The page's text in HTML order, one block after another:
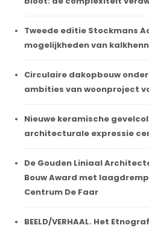
Tweede editie Stockmans
mogelijkheden van
Circulaire dakopbouw
ambities van woonproject
Nieuwe keramische
architecturale expressie
De Gouden Liniaal
Bouw Award met
Centrum De Faar
BEELD/VERHAAL. Het